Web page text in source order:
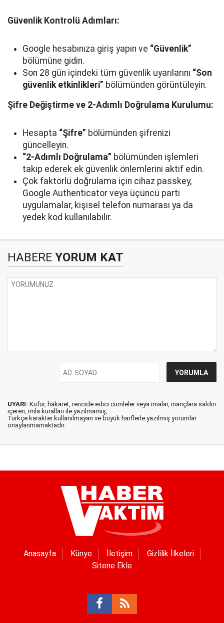
Güvenlik Kontrolü Adımları:
Google hesabınıza giriş yapın ve “Güvenlik”
bölümüne gidin.
Son 28 gün içindeki tüm güvenlik uyarılarını “Son
güvenlik etkinlikleri” bölümünden görüntüleyin.
Şifre Değiştirme ve 2-Adımlı Doğrulama Kurulumu:
Hesapta “Şifre” bölümünden şifrenizi
güncelleyin.
“2-Adımlı Doğrulama” bölümünden işlemleri
takip ederek ek güvenlik önlemlerini aktif edin.
Çok faktörlü doğrulama için cihaz passkey,
Google Authenticator veya üçüncü parti
uygulamalar, kişisel telefon numarası ya da
yedek kod kullanılabilir.
HABERE YORUM KAT
UYARI: Küfür, hakaret, rencide edici cümleler veya imalar, inançlara saldırı
içeren, imla kuralları ile yazılmamış,
Türkçe karakter kullanılmayan ve büyük harflerle yazılmış yorumlar
onaylanmamaktadır.
Anasayfa Künye İletişim
Gizlilik İlkeleri
Sitene Ekle